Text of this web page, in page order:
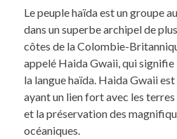
Le peuple haïda est un groupe
dans un superbe archipel de
côtes de la Colombie-
appelé Haida Gwaii, qui signifie
la langue haïda. Haida Gwaii
ayant un lien fort avec les terres
et la préservation des
océaniques.